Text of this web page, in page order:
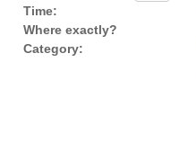
Time:
Where exactly?
Category: